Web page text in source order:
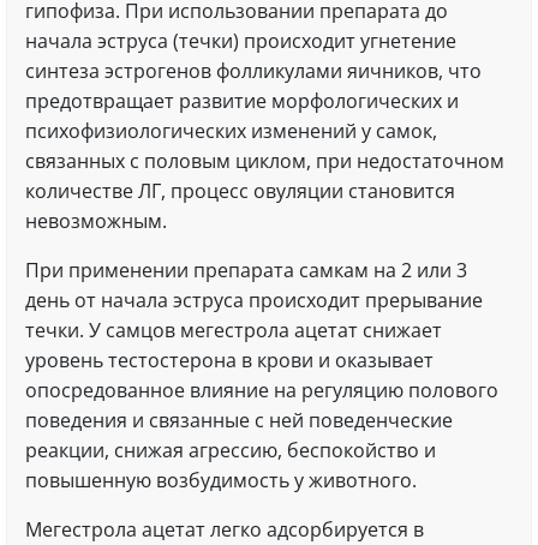
гипофиза. При использовании препарата до
начала эструса (течки) происходит угнетение
синтеза эстрогенов фолликулами яичников, что
предотвращает развитие морфологических и
психофизиологических изменений у самок,
связанных с половым циклом, при недостаточном
количестве ЛГ, процесс овуляции становится
невозможным.
При применении препарата самкам на 2 или 3
день от начала эструса происходит прерывание
течки. У самцов мегестрола ацетат снижает
уровень тестостерона в крови и оказывает
опосредованное влияние на регуляцию полового
поведения и связанные с ней поведенческие
реакции, снижая агрессию, беспокойство и
повышенную возбудимость у животного.
Мегестрола ацетат легко адсорбируется в